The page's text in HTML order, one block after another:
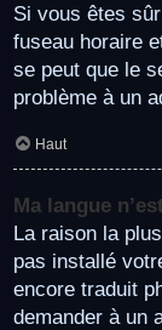
Si vous êtes
fuseau horaire
se peut que le
problème à un
Haut
Ma langue
La raison la
pas installé
encore traduit
demander à un